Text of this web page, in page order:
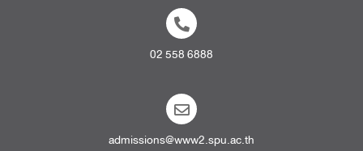
02 558 6888
admissions@www2.spu.ac.th